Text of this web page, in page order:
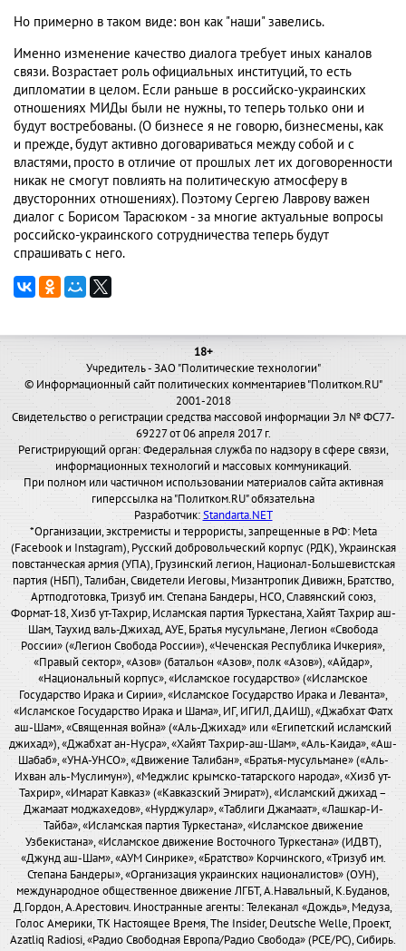
Но примерно в таком виде: вон как "наши" завелись.
Именно изменение качество диалога требует иных каналов
связи. Возрастает роль официальных институций, то есть
дипломатии в целом. Если раньше в российско-украинских
отношениях МИДы были не нужны, то теперь только они и
будут востребованы. (О бизнесе я не говорю, бизнесмены, как
и прежде, будут активно договариваться между собой и с
властями, просто в отличие от прошлых лет их договоренности
никак не смогут повлиять на политическую атмосферу в
двусторонних отношениях). Поэтому Сергею Лаврову важен
диалог с Борисом Тарасюком - за многие актуальные вопросы
российско-украинского сотрудничества теперь будут
спрашивать с него.
18+
Учредитель - ЗАО "Политические технологии"
© Информационный сайт политических комментариев "Политком.RU"
2001-2018
Свидетельство о регистрации средства массовой информации Эл № ФС77-
69227 от 06 апреля 2017 г.
Регистрирующий орган: Федеральная служба по надзору в сфере связи,
информационных технологий и массовых коммуникаций.
При полном или частичном использовании материалов сайта активная
гиперссылка на "Политком.RU" обязательна
Разработчик:Standarta.NET
*Организации, экстремисты и террористы, запрещенные в РФ: Meta
(Facebook и Instagram), Русский добровольческий корпус (РДК), Украинская
повстанческая армия (УПА), Грузинский легион, Национал-Большевистская
партия (НБП), Талибан, Свидетели Иеговы, Мизантропик Дивижн, Братство,
Артподготовка, Тризуб им. Степана Бандеры, НСО, Славянский союз,
Формат-18, Хизб ут-Тахрир, Исламская партия Туркестана, Хайят Тахрир аш-
Шам, Таухид валь-Джихад, АУЕ, Братья мусульмане, Легион «Свобода
России» («Легион Свобода России»), «Чеченская Республика Ичкерия»,
«Правый сектор», «Азов» (батальон «Азов», полк «Азов»), «Айдар»,
«Национальный корпус», «Исламское государство» («Исламское
Государство Ирака и Сирии», «Исламское Государство Ирака и Леванта»,
«Исламское Государство Ирака и Шама», ИГ, ИГИЛ, ДАИШ), «Джабхат Фатх
аш-Шам», «Священная война» («Аль-Джихад» или «Египетский исламский
джихад»), «Джабхат ан-Нусра», «Хайят Тахрир-аш-Шам», «Аль-Каида», «Аш-
Шабаб», «УНА-УНСО», «Движение Талибан», «Братья-мусульмане» («Аль-
Ихван аль-Муслимун»), «Меджлис крымско-татарского народа», «Хизб ут-
Тахрир», «Имарат Кавказ» («Кавказский Эмират»), «Исламский джихад –
Джамаат моджахедов», «Нурджулар», «Таблиги Джамаат», «Лашкар-И-
Тайба», «Исламская партия Туркестана», «Исламское движение
Узбекистана», «Исламское движение Восточного Туркестана» (ИДВТ),
«Джунд аш-Шам», «АУМ Синрике», «Братство» Корчинского, «Тризуб им.
Степана Бандеры», «Организация украинских националистов» (ОУН),
международное общественное движение ЛГБТ, А.Навальный, К.Буданов,
Д.Гордон, А.Арестович. Иностранные агенты: Телеканал «Дождь», Медуза,
Голос Америки, ТК Настоящее Время, The Insider, Deutsche Welle, Проект,
Azatliq Radiosi, «Радио Свободная Европа/Радио Свобода» (PCE/PC), Сибирь.